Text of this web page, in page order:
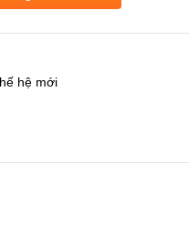
hệ mới